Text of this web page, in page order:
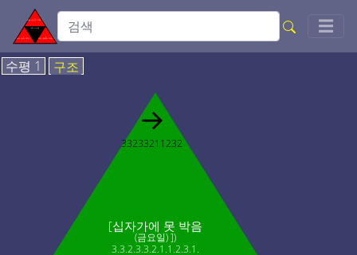
☰
수평 1 구조
[십자가에 못 박음
(금요일) ])
3.3.2.3.3.2.1.1.2.3.1.
→
33233211232